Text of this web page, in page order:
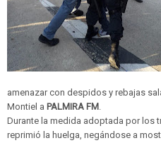
amenazar con despidos y rebajas
Montiel a PALMIRA FM.
Durante la medida adoptada por los
reprimió la huelga, negándose a